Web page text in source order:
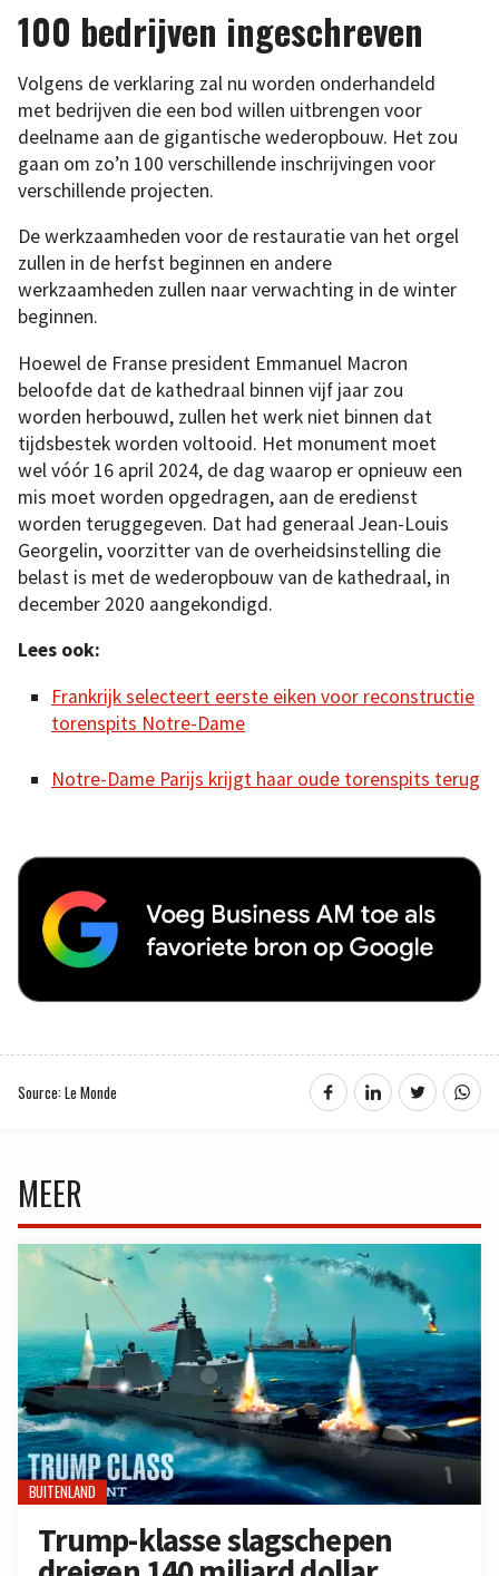
100 bedrijven ingeschreven
Volgens de verklaring zal nu worden onderhandeld
met bedrijven die een bod willen uitbrengen voor
deelname aan de gigantische wederopbouw. Het zou
gaan om zo’n 100 verschillende inschrijvingen voor
verschillende projecten.
De werkzaamheden voor de restauratie van het orgel
zullen in de herfst beginnen en andere
werkzaamheden zullen naar verwachting in de winter
beginnen.
Hoewel de Franse president Emmanuel Macron
beloofde dat de kathedraal binnen vijf jaar zou
worden herbouwd, zullen het werk niet binnen dat
tijdsbestek worden voltooid. Het monument moet
wel vóór 16 april 2024, de dag waarop er opnieuw een
mis moet worden opgedragen, aan de eredienst
worden teruggegeven. Dat had generaal Jean-Louis
Georgelin, voorzitter van de overheidsinstelling die
belast is met de wederopbouw van de kathedraal, in
december 2020 aangekondigd.
Lees ook:
Frankrijk selecteert eerste eiken voor reconstructie
torenspits Notre-Dame
Notre-Dame Parijs krijgt haar oude torenspits terug
Source: Le Monde
MEER
BUITENLAND
Trump-klasse slagschepen